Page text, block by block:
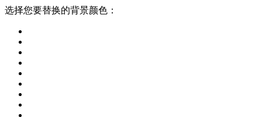
选择您要替换的背景颜色：